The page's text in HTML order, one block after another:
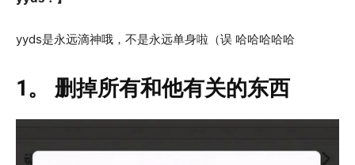
yyds是永远滴神哦，不是永远单身啦（误 哈哈哈哈哈
1。 删掉所有和他有关的东西